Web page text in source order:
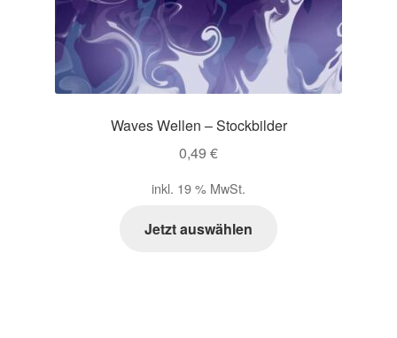
Waves Wellen – Stockbilder
0,49 €
inkl. 19 % MwSt.
Jetzt auswählen